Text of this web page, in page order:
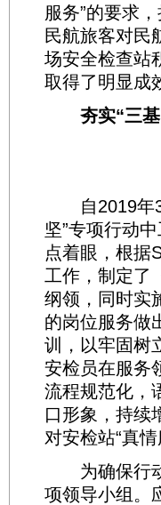
服务”的要求
民航旅客对民
场安全检查站
取得了明显成
夯实“三
自2019年3
坚”专项行动
点着眼，根据
工作，制定了
纲领，同时实
的岗位服务做
训，以牢固树
安检员在服务
流程规范化，
口形象，持续
对安检站“真
为确保行动
项领导小组。